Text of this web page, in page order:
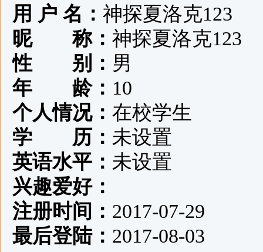
用 户 名： 神探夏洛克123
昵 称： 神探夏洛克123
性 别： 男
年 龄： 10
个人情况： 在校学生
学 历： 未设置
英语水平： 未设置
兴趣爱好：
注册时间： 2017-07-29
最后登陆： 2017-08-03